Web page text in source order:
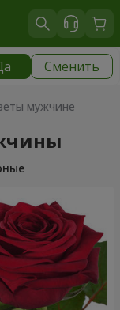
Сменить
мужчине